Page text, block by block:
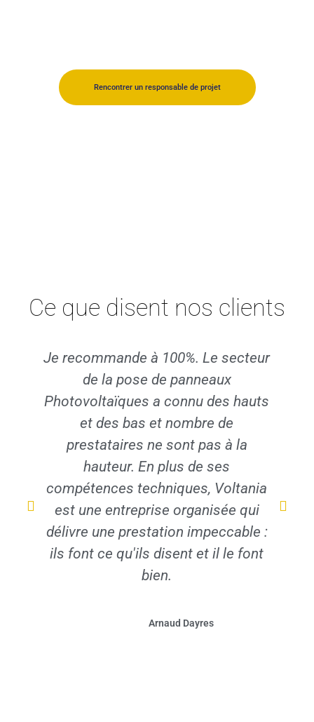
Rencontrer un responsable de projet
Ce que disent nos clients
Je recommande à 100%. Le secteur
de la pose de panneaux
Photovoltaïques a connu des hauts
et des bas et nombre de
prestataires ne sont pas à la
hauteur. En plus de ses
compétences techniques, Voltania
est une entreprise organisée qui
délivre une prestation impeccable :
ils font ce qu'ils disent et il le font
bien.
Arnaud Dayres